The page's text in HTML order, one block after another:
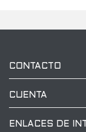
CONTACTO
CUENTA
ENLACES DE